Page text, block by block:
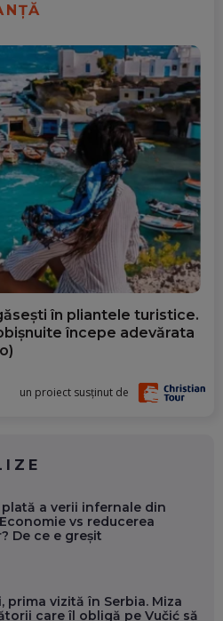
în pliantele turistice.
începe adevărata
un proiect susținut de
a verii infernale din
vs reducerea
De ce e greșit
prima vizită în Serbia. Miza
care îl obligă pe Vučić să